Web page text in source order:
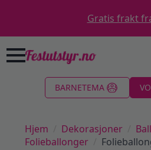
Gratis frakt
BARNETEMA
Hjem Dekorasjoner
Folieballonger